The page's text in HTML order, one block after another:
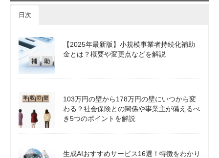
日次
【2025年最新版】小規模事業者持続化補助
金とは？概要や変更点などを解説
103万円の壁から178万円の壁にいつから変
わる？社会保険との関係や事業主が備えるべ
き5つのポイントを解説
生成AIおすすめサービス16選！特徴をわかり